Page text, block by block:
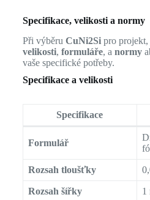
Specifikace, velikosti a normy
Při výběru CuNi2Sipro projekt,
velikosti, formuláře, a normy
vaše specifické potřeby.
Specifikace a velikosti
Specifikace
Formulář
Rozsah tloušťky
Rozsah šířky 1